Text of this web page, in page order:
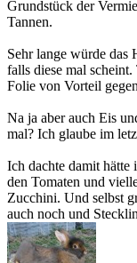
Grundstück der
Tannen.
Sehr lange würde das
falls diese mal
Folie von Vorteil
Na ja aber auch Eis
mal? Ich glaube im
Ich dachte damit hätte
den Tomaten und
Zucchini. Und selbst
auch noch und